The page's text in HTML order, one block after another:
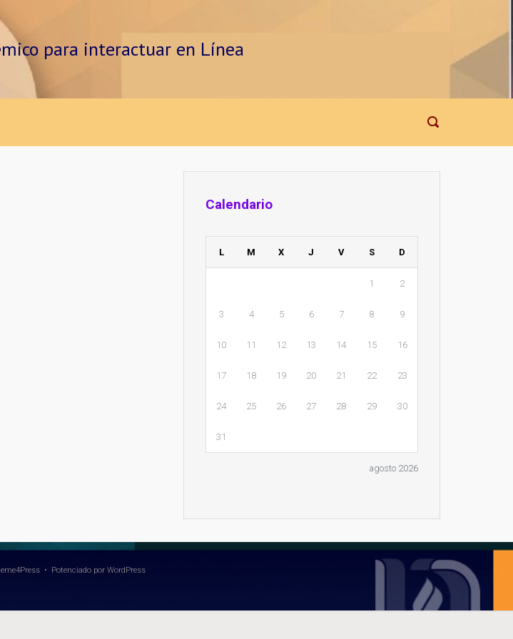
para interactuar en Línea
Calendario
agosto 2026
L M X J V S D
1 2
3 4 5 6 7 8 9
10 11 12 13 14 15 16
17 18 19 20 21 22 23
24 25 26 27 28 29 30
31
• Potenciado por WordPress